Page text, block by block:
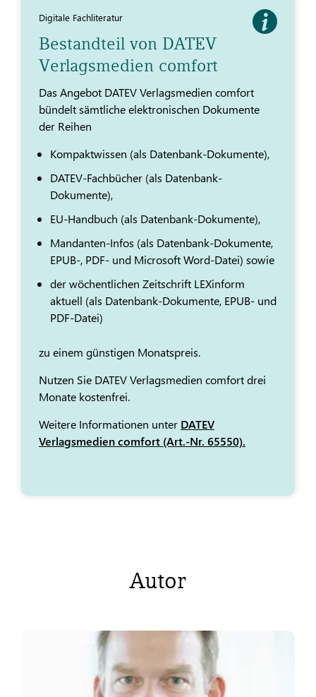
Digitale Fachliteratur
Bestandteil von DATEV
Verlagsmedien comfort
Das Angebot DATEV Verlagsmedien comfort
bündelt sämtliche elektronischen Dokumente
der Reihen
Kompaktwissen (als Datenbank-Dokumente),
DATEV-Fachbücher (als Datenbank-
Dokumente),
EU-Handbuch (als Datenbank-Dokumente),
Mandanten-Infos (als Datenbank-Dokumente,
EPUB-, PDF- und Microsoft Word-Datei) sowie
der wöchentlichen Zeitschrift LEXinform
aktuell (als Datenbank-Dokumente, EPUB- und
PDF-Datei)
zu einem günstigen Monatspreis.
Nutzen Sie DATEV Verlagsmedien comfort drei
Monate kostenfrei.
Weitere Informationen unter DATEV
Verlagsmedien comfort (Art.-Nr. 65550).
Autor